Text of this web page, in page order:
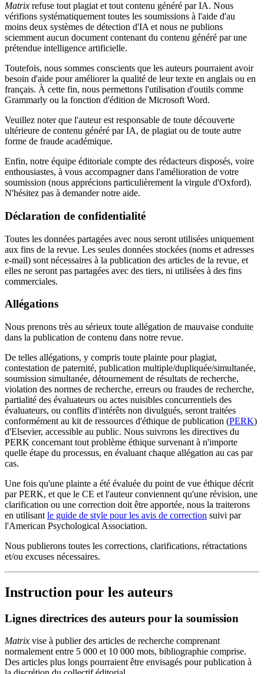
Matrix refuse tout plagiat et tout contenu généré par IA. Nous
vérifions systématiquement toutes les soumissions à l'aide d'au
moins deux systèmes de détection d'IA et nous ne publions
sciemment aucun document contenant du contenu généré par une
prétendue intelligence artificielle.
Toutefois, nous sommes conscients que les auteurs pourraient avoir
besoin d'aide pour améliorer la qualité de leur texte en anglais ou en
français. À cette fin, nous permettons l'utilisation d'outils comme
Grammarly ou la fonction d'édition de Microsoft Word.
Veuillez noter que l'auteur est responsable de toute découverte
ultérieure de contenu généré par IA, de plagiat ou de toute autre
forme de fraude académique.
Enfin, notre équipe éditoriale compte des rédacteurs disposés, voire
enthousiastes, à vous accompagner dans l'amélioration de votre
soumission (nous apprécions particulièrement la virgule d'Oxford).
N'hésitez pas à demander notre aide.
Déclaration de confidentialité
Toutes les données partagées avec nous seront utilisées uniquement
aux fins de la revue. Les seules données stockées (noms et adresses
e-mail) sont nécessaires à la publication des articles de la revue, et
elles ne seront pas partagées avec des tiers, ni utilisées à des fins
commerciales.
Allégations
Nous prenons très au sérieux toute allégation de mauvaise conduite
dans la publication de contenu dans notre revue.
De telles allégations, y compris toute plainte pour plagiat,
contestation de paternité, publication multiple/dupliquée/simultanée,
soumission simultanée, détournement de résultats de recherche,
violation des normes de recherche, erreurs ou fraudes de recherche,
partialité des évaluateurs ou actes nuisibles concurrentiels des
évaluateurs, ou conflits d'intérêts non divulgués, seront traitées
conformément au kit de ressources d'éthique de publication (PERK)
d'Elsevier, accessible au public. Nous suivrons les directives du
PERK concernant tout problème éthique survenant à n'importe
quelle étape du processus, en évaluant chaque allégation au cas par
cas.
Une fois qu'une plainte a été évaluée du point de vue éthique décrit
par PERK, et que le CE et l'auteur conviennent qu'une révision, une
clarification ou une correction doit être apportée, nous la traiterons
en utilisant le guide de style pour les avis de correction suivi par
l'American Psychological Association.
Nous publierons toutes les corrections, clarifications, rétractations
et/ou excuses nécessaires.
Instruction pour les auteurs
Lignes directrices des auteurs pour la soumission
Matrix vise à publier des articles de recherche comprenant
normalement entre 5 000 et 10 000 mots, bibliographie comprise.
Des articles plus longs pourraient être envisagés pour publication à